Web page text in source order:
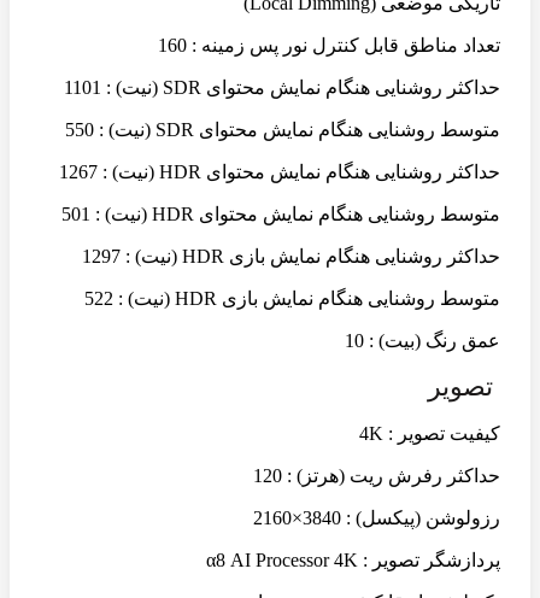
تعداد مناطق قابل کنترل نور پس زمینه : 160
حداکثر روشنایی هنگام نمایش محتوای SDR (نیت) : 1101
متوسط روشنایی هنگام نمایش محتوای SDR (نیت) : 550
حداکثر روشنایی هنگام نمایش محتوای HDR (نیت) : 1267
متوسط روشنایی هنگام نمایش محتوای HDR (نیت) : 501
حداکثر روشنایی هنگام نمایش بازی HDR (نیت) : 1297
متوسط روشنایی هنگام نمایش بازی HDR (نیت) : 522
عمق رنگ (بیت) : 10
تصویر
کیفیت تصویر : 4K
حداکثر رفرش ریت (هرتز) : 120
رزولوشن (پیکسل) : 3840×2160
پردازشگر تصویر : α8 AI Processor 4K